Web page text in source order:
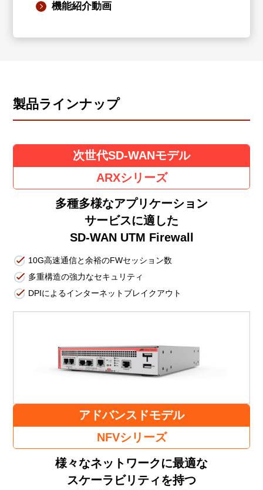
機能紹介動画
製品ラインナップ
次世代SD-WANモデル
ARXシリーズ
多種多様なアプリケーション
サービスに適した
SD-WAN UTM Firewall
10G高速通信と余裕のFWセッション数
多重構造の強力なセキュリティ
DPIによるインターネットブレイクアウト
アドバンスドモデル
NFVシリーズ
様々なネットワークに最適な
スケーラビリティを持つ